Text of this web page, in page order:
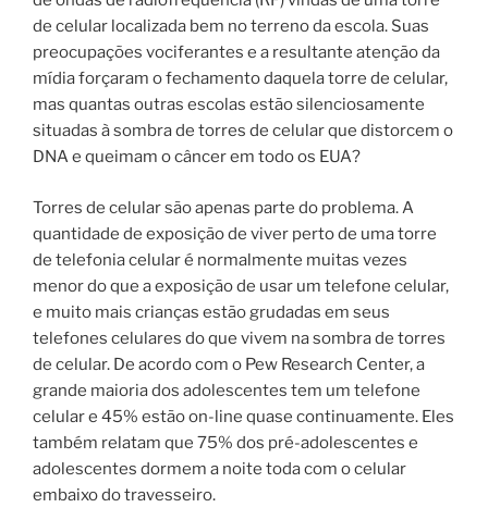
de celular localizada bem no terreno da escola. Suas
preocupações vociferantes e a resultante atenção da
mídia forçaram o fechamento daquela torre de celular,
mas quantas outras escolas estão silenciosamente
situadas à sombra de torres de celular que distorcem o
DNA e queimam o câncer em todo os EUA?
Torres de celular são apenas parte do problema. A
quantidade de exposição de viver perto de uma torre
de telefonia celular é normalmente muitas vezes
menor do que a exposição de usar um telefone celular,
e muito mais crianças estão grudadas em seus
telefones celulares do que vivem na sombra de torres
de celular. De acordo com o Pew Research Center, a
grande maioria dos adolescentes tem um telefone
celular e 45% estão on-line quase continuamente. Eles
também relatam que 75% dos pré-adolescentes e
adolescentes dormem a noite toda com o celular
embaixo do travesseiro.